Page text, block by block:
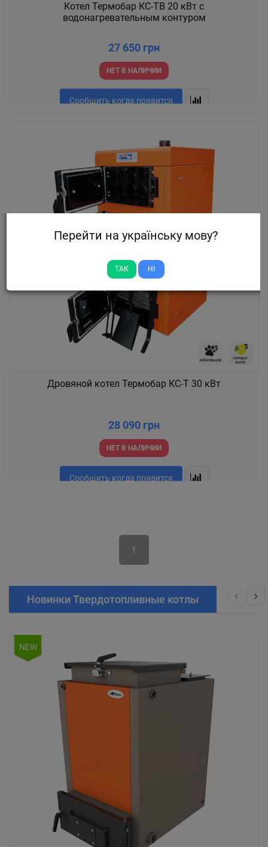
Котел Термобар КС-ТВ 20 кВт с
водонагревательным контуром
27 650 грн
НЕТ В НАЛИЧИИ
Сообщить когда появится
Дровяной котел Термобар КС-Т 30 кВт
28 090 грн
НЕТ В НАЛИЧИИ
Сообщить когда появится
1
Новинки Твердотопливные котлы
NEW
Перейти на українську мову?
ТАК НІ